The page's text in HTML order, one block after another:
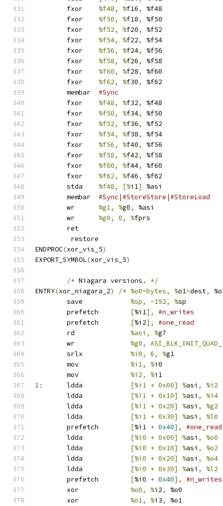
%f48, %f16,
%f48
%f50, %f18,
%f50
%f52, %f20,
%f52
%f54, %f22,
%f54
%f56, %f24,
%f56
%f58, %f26,
%f58
%f60, %f28,
%f60
%f62, %f30,
%f62
#Sync
%f48, %f32,
%f48
%f50, %f34,
%f50
%f52, %f36,
%f52
%f54, %f38,
%f54
%f56, %f40,
%f56
%f58, %f42,
%f58
%f60, %f44,
%f60
%f62, %f46,
%f62
%f48, [%i1]
%asi
#Sync|#StoreStore|#StoreLoad
%g1, %g0,
%asi
%g0, 0, %fprs
	ret
	 restore
ENDPROC(xor_vis_5)
EXPORT_SYMBOL(xor_vis_5)
/* Niagara versions. */
ENTRY(xor_niagara_2) /* %o0=bytes, %o1=dest,
%sp, -192, %sp
[%i1],
#n_writes
[%i2],
#one_read
%asi, %g7
%g0,
%i0, 6, %g1
%i1, %i0
%i2, %i1
1: [%i1 + 0x00] %asi ,
[%i1 + 0x10] %asi ,
[%i1 + 0x20] %asi ,
[%i1 + 0x30] %asi ,
[%i1 + 0x40],
#one_read
[%i0 + 0x00] %asi ,
[%i0 + 0x10] %asi ,
[%i0 + 0x20] %asi ,
[%i0 + 0x30] %asi ,
%l2
[%i0 + 0x40],
#n_writes
%o0, %i2,
%o0
%o1, %i3,
%o1